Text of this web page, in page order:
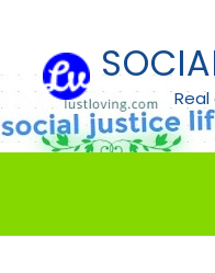
content